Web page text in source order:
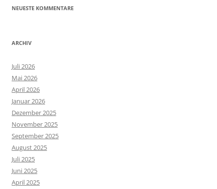
NEUESTE KOMMENTARE
ARCHIV
Juli 2026
Mai 2026
April 2026
Januar 2026
Dezember 2025
November 2025
September 2025
August 2025
Juli 2025
Juni 2025
April 2025